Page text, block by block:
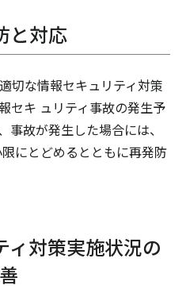
と対応
切な情報セキュリティ対策
セキ ュリティ事故の発生予
事故が発生した場合には、
にとどめるとともに再発防
ィ対策実施状況の